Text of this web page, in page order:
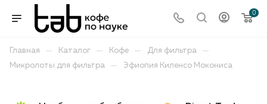
0
Главная — Каталог — Кофе — Для фильтра —
Микролоты для фильтра — Эфиопия Киленсо Мокониса